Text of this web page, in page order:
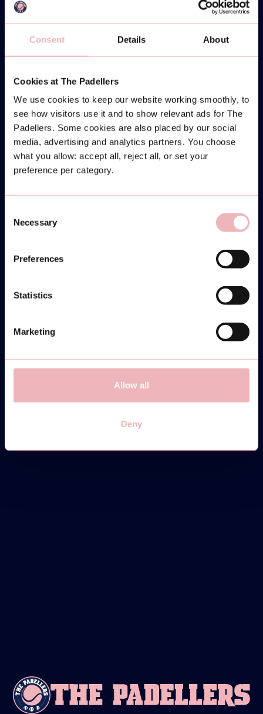
Consent Details About
Cookies at The Padellers
We use cookies to keep our website working smoothly, to
see how visitors use it and to show relevant ads for The
Padellers. Some cookies are also placed by our social
media, advertising and analytics partners. You choose
what you allow: accept all, reject all, or set your
preference per category.
Selection
Necessary
Preferences
Statistics
Marketing
Allow all
Deny
COMMUNITY CUP -
INTERMEDIATE/ADVANCED
INFO